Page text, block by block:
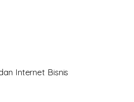
Internet Bisnis